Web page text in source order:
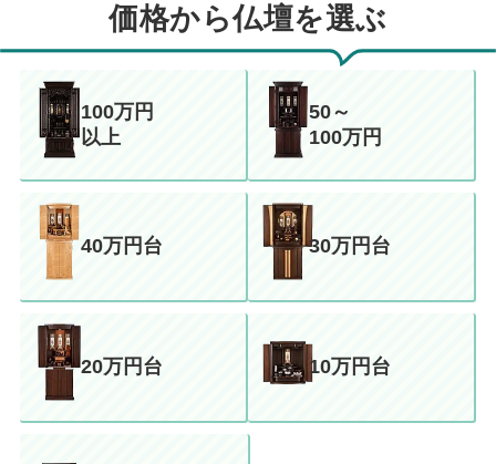
価格から仏壇を選ぶ
100万円
以上
50～
100万円
40万円台 30万円台
20万円台 10万円台